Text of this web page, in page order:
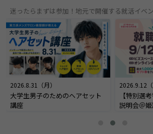
迷ったらまずは参加！地元で開催する就活イベ
2026.8.31（月）
大学生男子のためのヘアセット
講座
2026.9.12（
【特別選
説明会＠姫